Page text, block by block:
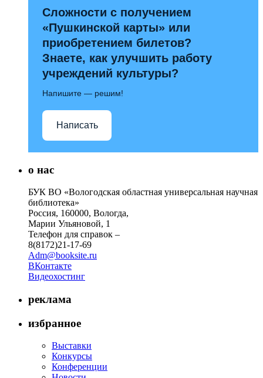
Сложности с получением
«Пушкинской карты» или
приобретением билетов?
Знаете, как улучшить работу
учреждений культуры?
Напишите — решим!
Написать
о нас
БУК ВО «Вологодская областная универсальная научная
библиотека»
Россия, 160000, Вологда,
Марии Ульяновой, 1
Телефон для справок –
8(8172)21-17-69
Adm@booksite.ru
ВКонтакте
Видеохостинг
реклама
избранное
Выставки
Конкурсы
Конференции